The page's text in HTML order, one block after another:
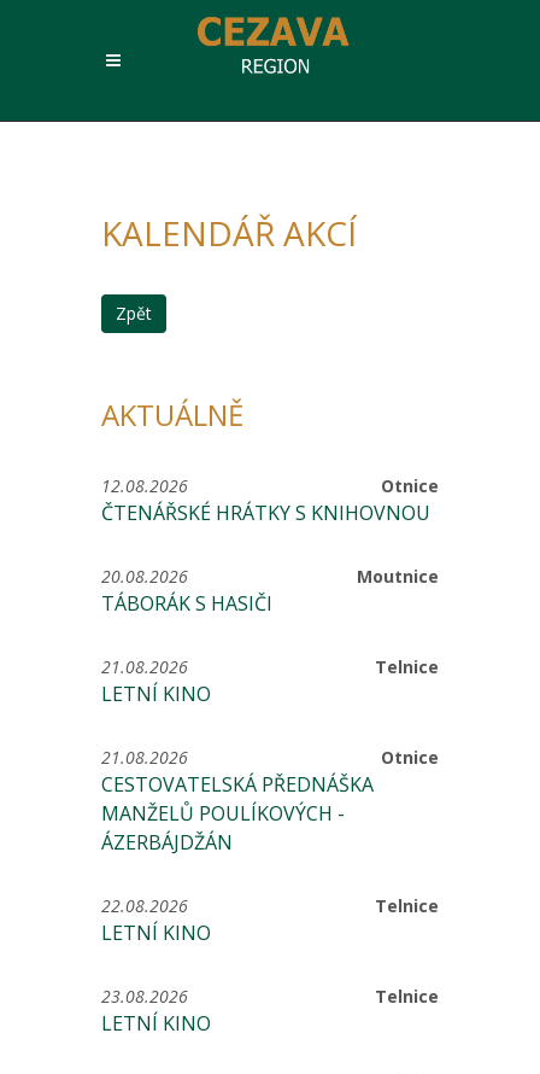
KALENDÁŘ AKCÍ
Zpět
AKTUÁLNĚ
Otnice
12.08.2026
ČTENÁŘSKÉ HRÁTKY S KNIHOVNOU
Moutnice
20.08.2026
TÁBORÁK S HASIČI
Telnice
21.08.2026
LETNÍ KINO
Otnice
21.08.2026
CESTOVATELSKÁ PŘEDNÁŠKA
MANŽELŮ POULÍKOVÝCH -
ÁZERBÁJDŽÁN
Telnice
22.08.2026
LETNÍ KINO
Telnice
23.08.2026
LETNÍ KINO